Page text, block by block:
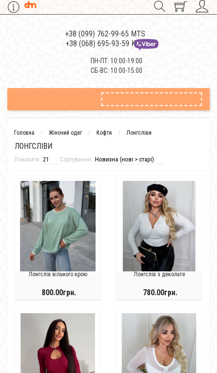
+38 (099) 762-99-65 MTS
+38 (068) 695-93-59 Kievstar
ПН-ПТ: 10:00-19:00
СБ-ВС: 10:00-15:00
Головна Жіночий одяг Кофти Лонгсліви
ЛОНГСЛІВИ
Показати: Сортування:
Лонгслів вільного крою
800.00грн.
Лонгслів з декольте
780.00грн.